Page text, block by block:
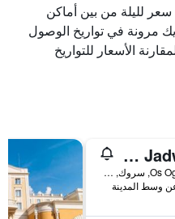
لليلة من بين أماكن
مرونة في تواريخ الوصول
الأسعار للتواريخ
Geovita w Jadwisinie
Os Ogrodowa, 31, سروك, محافظة مازوفيا, بولندا